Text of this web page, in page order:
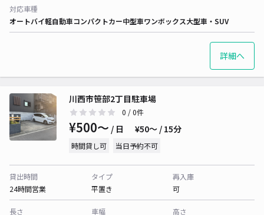
対応車種
オートバイ軽自動車コンパクトカー中型車ワンボックス大型車・SUV
詳細へ
川西市笹部2丁目駐車場
0 / 0件
¥500〜 / 日 ¥50〜 / 15分
時間貸し可 当日予約不可
貸出時間
24時間営業
タイプ
平置き
再入庫
可
長さ
車幅
高さ